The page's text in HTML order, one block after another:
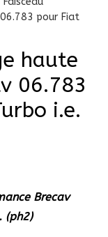
pour Fiat
haute
06.783
i.e.
Brecav
(ph2)